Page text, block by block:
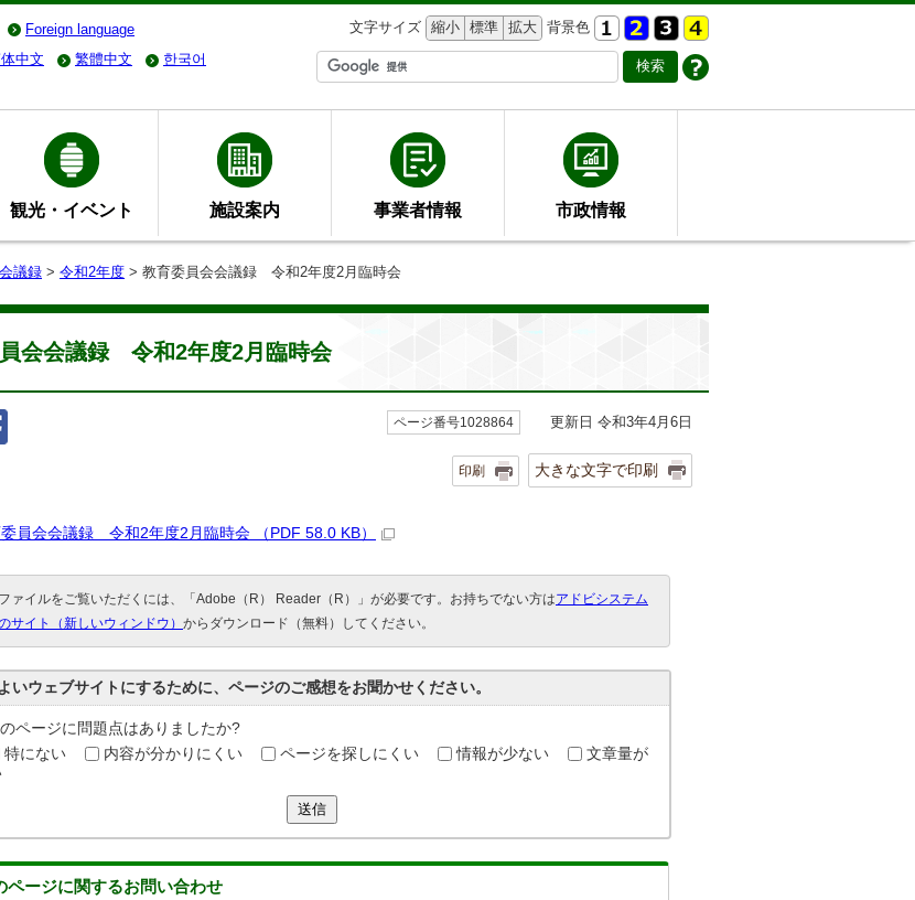
Foreign language 文字サイズ 縮小 標準 拡大 背景色
中文 繁體中文 한국어
観光・イベント 施設案内 事業者情報 市政情報
議録 > 令和2年度 > 教育委員会会議録 令和2年度2月臨時会
会会議録 令和2年度2月臨時会
ページ番号1028864 更新日 令和3年4月6日
印刷 大きな文字で印刷
員会会議録 令和2年度2月臨時会 （PDF 58.0 KB）
ァイルをご覧いただくには、「Adobe（R） Reader（R）」が必要です。お持ちでない方はアドビシステム
サイト（新しいウィンドウ） からダウンロード（無料）してください。
いウェブサイトにするために、ページのご感想をお聞かせください。
ページに問題点はありましたか?
特にない
内容が分かりにくい ページを探しにくい 情報が少ない
文章量が
送信
ページに関するお問い合わせ